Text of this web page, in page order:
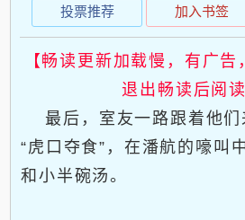
投票推荐 加入书签
【畅读更新加载慢，有广
退出畅读后阅读
最后，室友一路跟着他们
“虎口夺食”，在潘航的嚎叫
和小半碗汤。